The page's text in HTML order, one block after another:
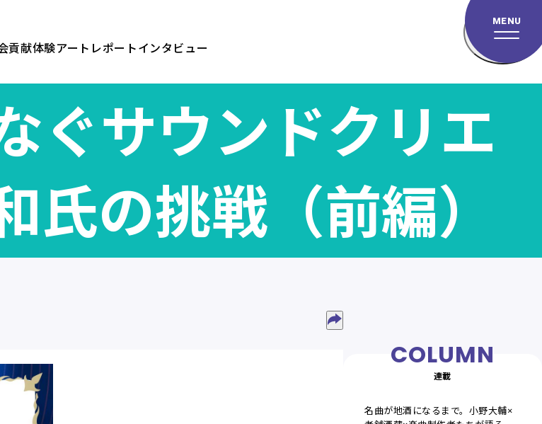
貢献体験アート レポートインタビュー
MENU
ぐサウンドクリエ
氏の挑戦（前編）
連載
名曲が地酒になるまで。小野大輔×